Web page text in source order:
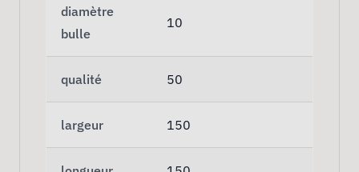
diamètre
bulle
10
qualité 50
largeur 150